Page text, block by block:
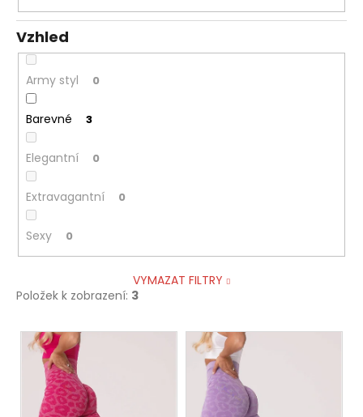
Vzhled
Army styl 0
Barevné 3
Elegantní 0
Extravagantní 0
Sexy 0
VYMAZAT FILTRY
Položek k zobrazení: 3
V